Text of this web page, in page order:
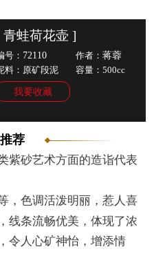
青蛙荷花壶 ]
号： 72110 作者：蒋蓉
料：原矿段泥 容量：500cc
我要收藏
荐
紫砂艺术方面的造诣代表
，色调活泼明丽，惹人喜
线条流畅优美，体现了浓
令人心矿神怡，增添情